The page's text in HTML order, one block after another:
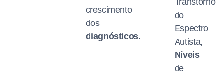
crescimento
dos
diagnósticos.
Transtorno
do
Espectro
Autista,
Níveis
de